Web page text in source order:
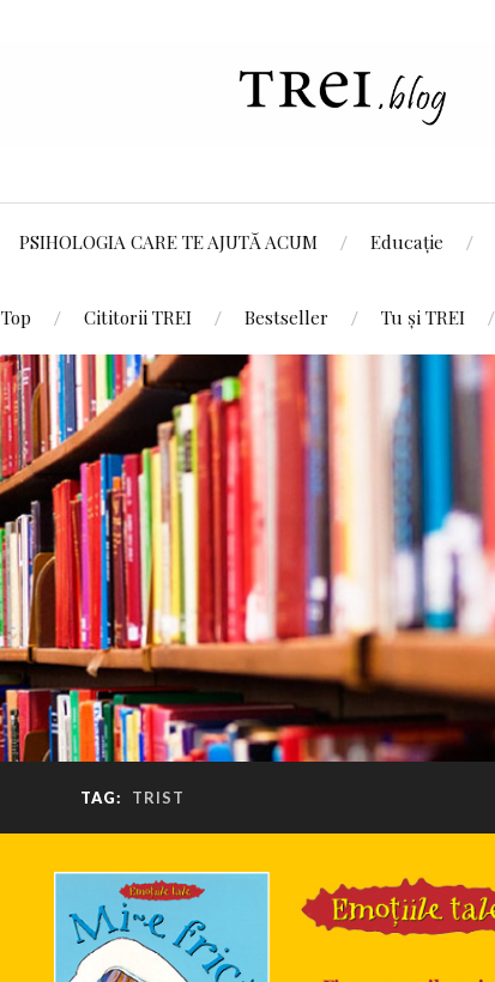
PSIHOLOGIA CARE TE AJUTĂ ACUM Educație
Top Cititorii TREI Bestseller Tu și TREI
TAG: TRIST